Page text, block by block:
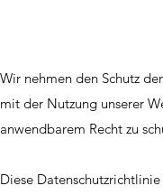
Wir nehmen den Schutz
mit der Nutzung unserer
anwendbarem Recht zu
Diese